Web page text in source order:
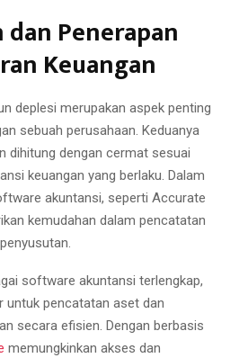
Penerapan
Keuangan
deplesi merupakan aspek penting
sebuah perusahaan. Keduanya
dihitung dengan cermat sesuai
keuangan yang berlaku. Dalam
akuntansi, seperti Accurate
kemudahan dalam pencatatan
software akuntansi terlengkap,
pencatatan aset dan
secara efisien. Dengan berbasis
memungkinkan akses dan